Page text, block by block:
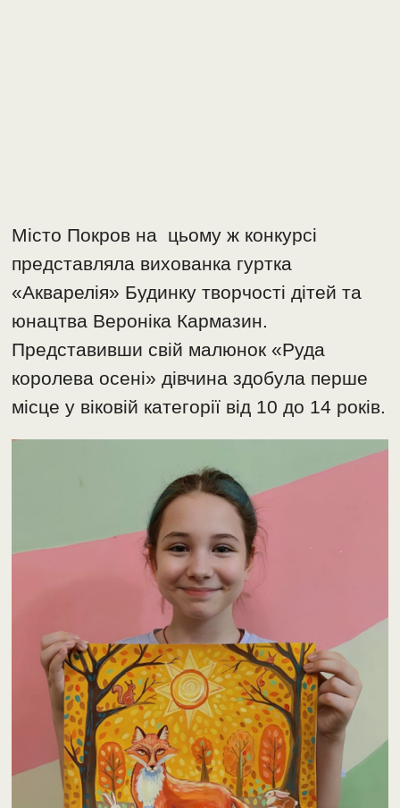
Місто Покров на цьому ж конкурсі
представляла вихованка гуртка
«Акварелія» Будинку творчості дітей та
юнацтва Вероніка Кармазин.
Представивши свій малюнок «Руда
королева осені» дівчина здобула перше
місце у віковій категорії від 10 до 14 років.